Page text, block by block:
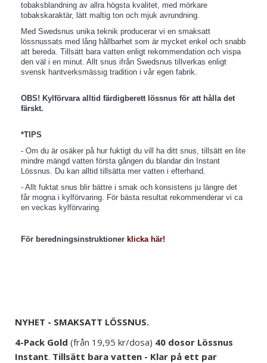
tobaksblandning av allra högsta kvalitet, med mörkare
tobakskaraktär, lätt maltig ton och mjuk avrundning.
Med Swedsnus unika teknik producerar vi en smaksatt
lössnussats med lång hållbarhet som är mycket enkel och snabb
att bereda. Tillsätt bara vatten enligt rekommendation och vispa
den väl i en minut. Allt snus ifrån Swedsnus tillverkas enligt
svensk hantverksmässig tradition i vår egen fabrik.
OBS! Kylförvara alltid färdigberett lössnus för att hålla det
färskt.
*TIPS
- Om du är osäker på hur fuktigt du vill ha ditt snus, tillsätt en lite
mindre mängd vatten första gången du blandar din Instant
Lössnus. Du kan alltid tillsätta mer vatten i efterhand.
- Allt fuktat snus blir bättre i smak och konsistens ju längre det
får mogna i kylförvaring. För bästa resultat rekommenderar vi ca
en veckas kylförvaring.
För beredningsinstruktioner klicka här!
NYHET - SMAKSATT LÖSSNUS.
4-Pack Gold (från 19,95 kr/dosa) 40 dosor Lössnus
Instant. Tillsätt bara vatten - Klar på ett par